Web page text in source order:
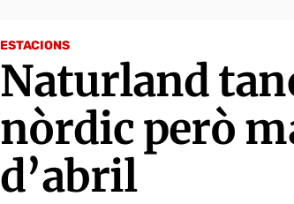
ESTACIONS
Naturland
nòrdic però
d’abril